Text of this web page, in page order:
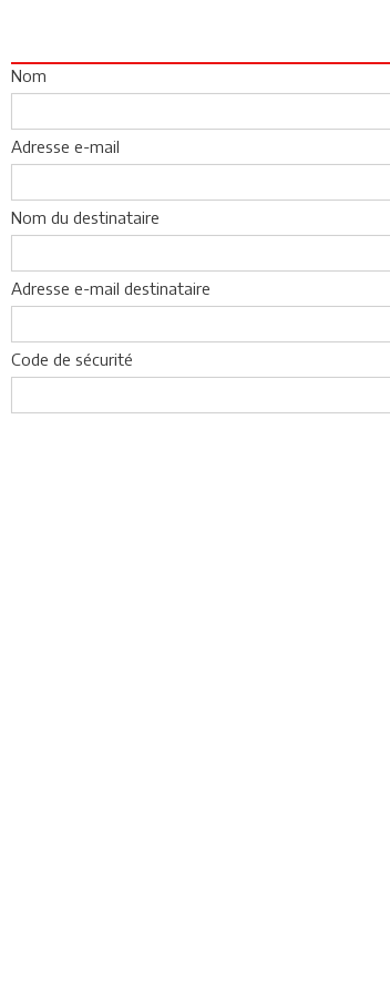
Nom
Adresse e-mail
Nom du destinataire
Adresse e-mail destinataire
Code de sécurité